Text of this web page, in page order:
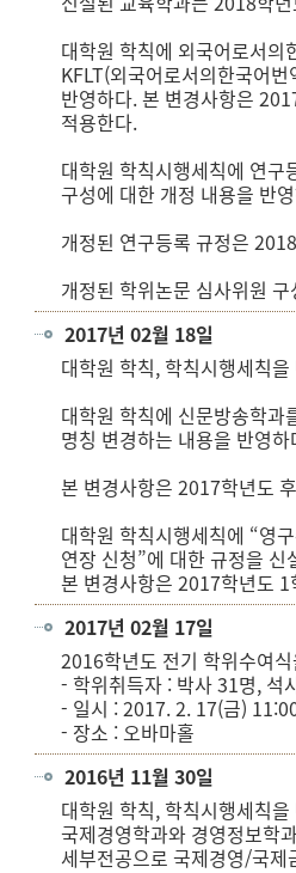
대학원 학칙에 외국어로서의
KFLT(외국어로서의한국어
반영하다. 본 변경사항은
적용한다.
대학원 학칙시행세칙에 연구
구성에 대한 개정 내용을 반
개정된 연구등록 규정은
개정된 학위논문 심사위원
2017년 02월 18일
대학원 학칙, 학칙시행세칙
대학원 학칙에 신문방송학과
명칭 변경하는 내용을 반영하
본 변경사항은 2017학년도
대학원 학칙시행세칙에 “영
연장 신청”에 대한 규정을 신
본 변경사항은 2017학년도
2017년 02월 17일
2016학년도 전기 학위수여
- 학위취득자 : 박사 31명, 석
- 일시 : 2017. 2. 17(금)
- 장소 : 오바마홀
2016년 11월 30일
대학원 학칙, 학칙시행세칙
국제경영학과와 경영정보학
세부전공으로 국제경영/국